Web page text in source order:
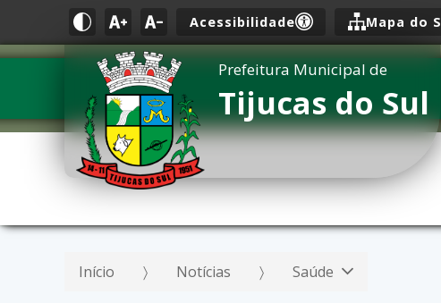
Acessibilidade Mapa do
Prefeitura Municipal de
Tijucas do Sul
Início Notícias Saúde